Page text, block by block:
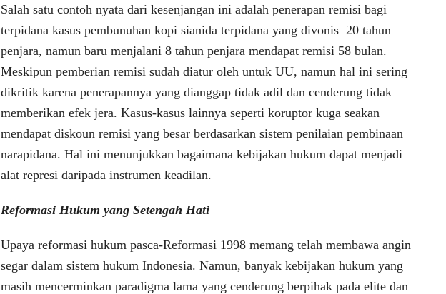
Salah satu contoh nyata dari kesenjangan ini adalah penerapan remisi bagi
terpidana kasus pembunuhan kopi sianida terpidana yang divonis 20 tahun
penjara, namun baru menjalani 8 tahun penjara mendapat remisi 58 bulan.
Meskipun pemberian remisi sudah diatur oleh untuk UU, namun hal ini sering
dikritik karena penerapannya yang dianggap tidak adil dan cenderung tidak
memberikan efek jera. Kasus-kasus lainnya seperti koruptor kuga seakan
mendapat diskoun remisi yang besar berdasarkan sistem penilaian pembinaan
narapidana. Hal ini menunjukkan bagaimana kebijakan hukum dapat menjadi
alat represi daripada instrumen keadilan.
Reformasi Hukum yang Setengah Hati
Upaya reformasi hukum pasca-Reformasi 1998 memang telah membawa angin
segar dalam sistem hukum Indonesia. Namun, banyak kebijakan hukum yang
masih mencerminkan paradigma lama yang cenderung berpihak pada elite dan